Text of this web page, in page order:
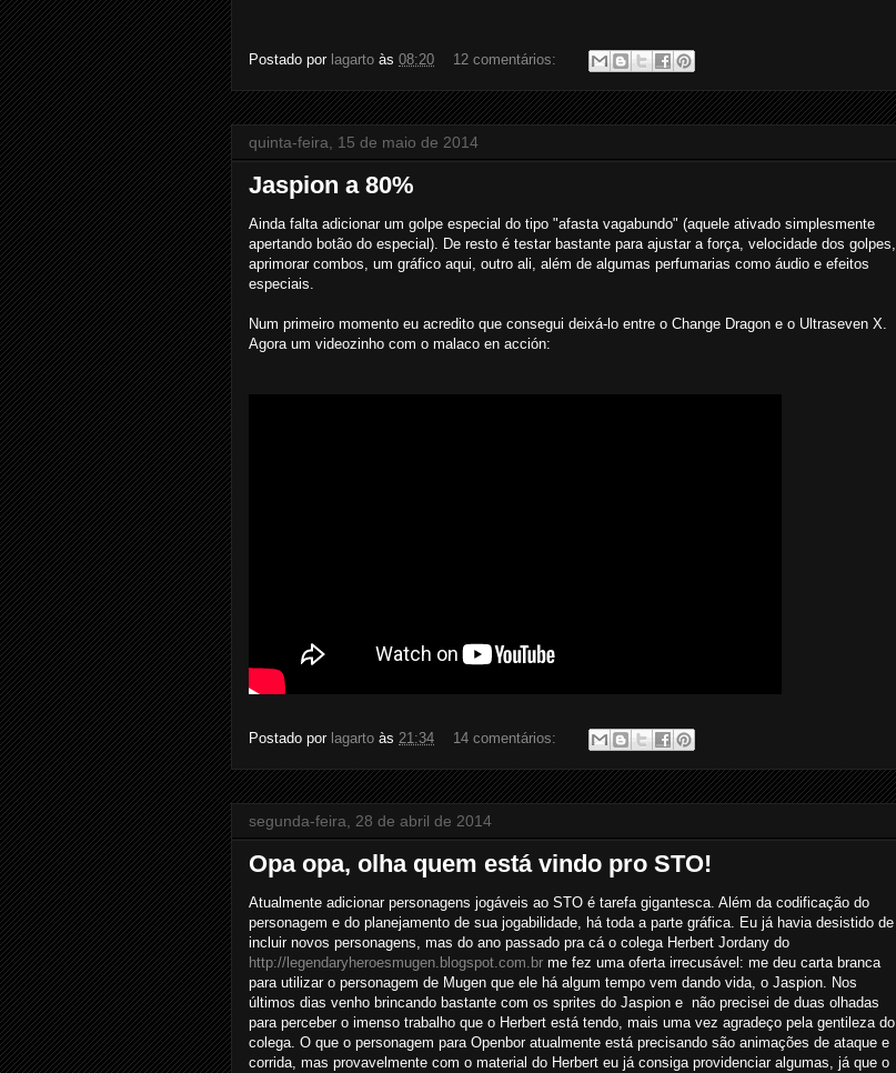
Postado por lagarto às 08:20 12 comentários:
quinta-feira, 15 de maio de 2014
Jaspion a 80%
Ainda falta adicionar um golpe especial do tipo "afasta vagabundo" (aquele ativado simplesmente
apertando botão do especial). De resto é testar bastante para ajustar a força, velocidade dos golpes,
aprimorar combos, um gráfico aqui, outro ali, além de algumas perfumarias como áudio e efeitos
especiais.
Num primeiro momento eu acredito que consegui deixá-lo entre o Change Dragon e o Ultraseven X.
Agora um videozinho com o malaco en acción:
Postado por lagarto às 21:34 14 comentários:
segunda-feira, 28 de abril de 2014
Opa opa, olha quem está vindo pro STO!
Atualmente adicionar personagens jogáveis ao STO é tarefa gigantesca. Além da codificação do
personagem e do planejamento de sua jogabilidade, há toda a parte gráfica. Eu já havia desistido de
incluir novos personagens, mas do ano passado pra cá o colega Herbert Jordany do
http://legendaryheroesmugen.blogspot.com.br me fez uma oferta irrecusável: me deu carta branca
para utilizar o personagem de Mugen que ele há algum tempo vem dando vida, o Jaspion. Nos
últimos dias venho brincando bastante com os sprites do Jaspion e não precisei de duas olhadas
para perceber o imenso trabalho que o Herbert está tendo, mais uma vez agradeço pela gentileza do
colega. O que o personagem para Openbor atualmente está precisando são animações de ataque e
corrida, mas provavelmente com o material do Herbert eu já consiga providenciar algumas, já que o